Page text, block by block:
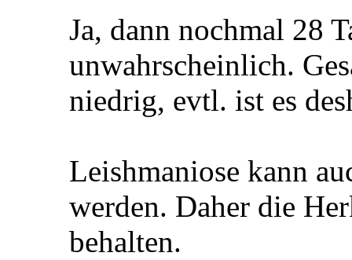
Ja, dann nochmal 28
unwahrscheinlich.
niedrig, evtl. ist es
Leishmaniose kann
werden. Daher die
behalten.